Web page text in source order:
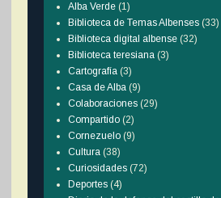
Alba Verde (1)
Biblioteca de Temas Albenses (33)
Biblioteca digital albense (32)
Biblioteca teresiana (3)
Cartografía (3)
Casa de Alba (9)
Colaboraciones (29)
Compartido (2)
Cornezuelo (9)
Cultura (38)
Curiosidades (72)
Deportes (4)